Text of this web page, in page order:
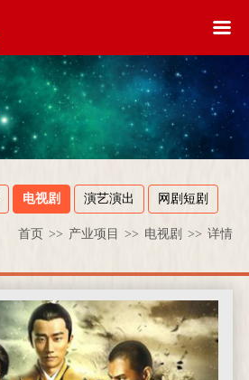
电视剧 演艺演出 网剧短剧
首页 >> 产业项目 >> 电视剧 >> 详情